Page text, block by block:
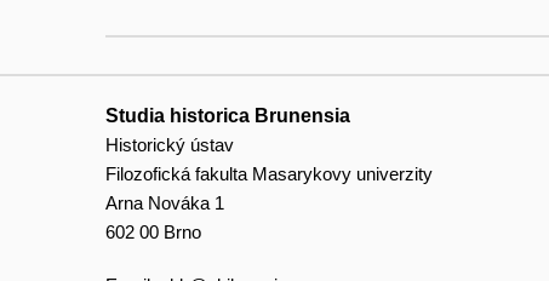
Studia historica Brunensia
Historický ústav
Filozofická fakulta Masarykovy univerzity
Arna Nováka 1
602 00 Brno